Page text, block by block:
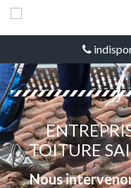
TOITURE
Nous